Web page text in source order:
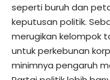
seperti buruh dan
keputusan politik.
merugikan kelompok
untuk perkebunan
minimnya pengaruh